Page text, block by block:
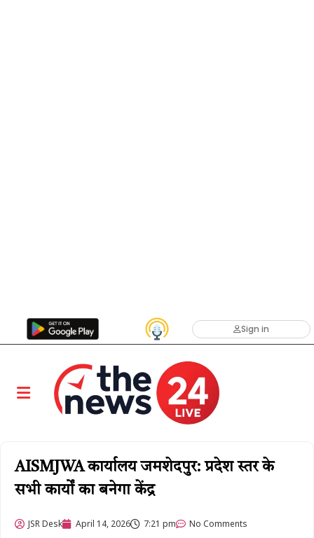
Sign in
AISMJWA कार्यालय जमशेदपुर: प्रदेश स्तर के
सभी कार्यों का बनेगा केंद्र
JSR Desk April 14, 2026 7:21 pm No Comments